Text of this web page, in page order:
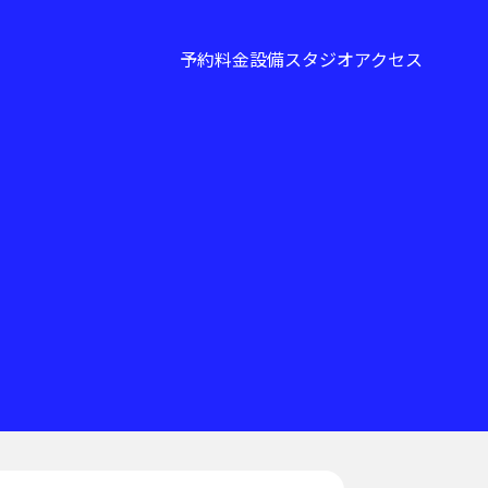
予約料金設備スタジオアクセス